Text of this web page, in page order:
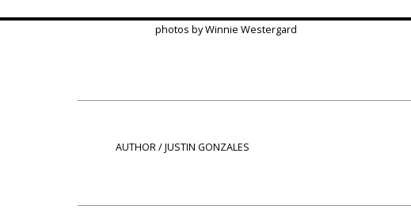
photos by Winnie Westergard
AUTHOR / JUSTIN GONZALES